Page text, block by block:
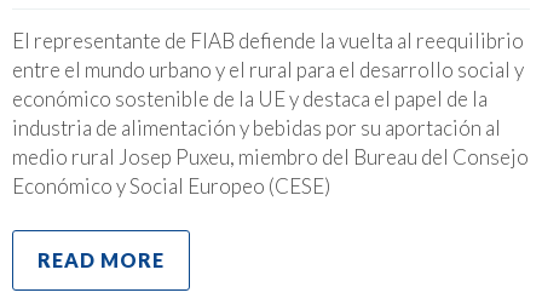
El representante de FIAB defiende la vuelta al reequilibrio
entre el mundo urbano y el rural para el desarrollo social y
económico sostenible de la UE y destaca el papel de la
industria de alimentación y bebidas por su aportación al
medio rural Josep Puxeu, miembro del Bureau del Consejo
Económico y Social Europeo (CESE)
READ MORE